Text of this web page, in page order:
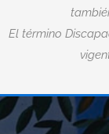
El término